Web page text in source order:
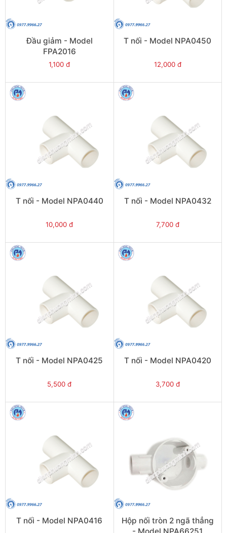
Đầu giảm - Model
FPA2016
1,100 đ
T nối - Model NPA0450
12,000 đ
T nối - Model NPA0440
10,000 đ
T nối - Model NPA0432
7,700 đ
T nối - Model NPA0425
5,500 đ
T nối - Model NPA0420
3,700 đ
T nối - Model NPA0416
Hộp nối tròn 2 ngã thẳng